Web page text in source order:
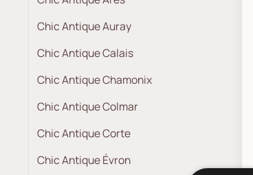
Chic Antique Auray
Chic Antique Calais
Chic Antique Chamonix
Chic Antique Colmar
Chic Antique Corte
Chic Antique Évron